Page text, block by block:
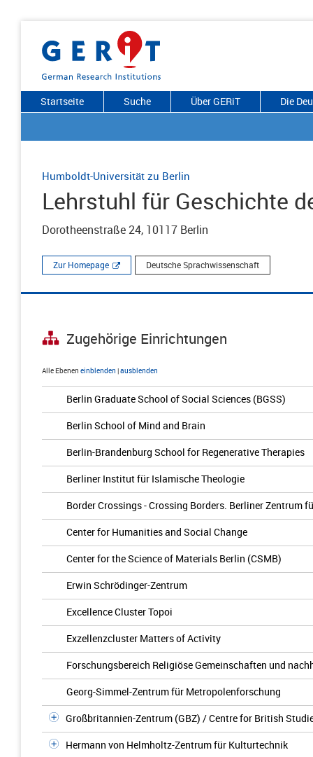
Startseite Suche Über GERiT Die
Humboldt-Universität zu Berlin
Lehrstuhl für Geschichte
Dorotheenstraße 24, 10117 Berlin
Zur Homepage Deutsche Sprachwissenschaft
Zugehörige Einrichtungen
Alle Ebenen einblenden |ausblenden
Berlin Graduate School of Social Sciences (BGSS)
Berlin School of Mind and Brain
Berlin-Brandenburg School for Regenerative Therapies
Berliner Institut für Islamische Theologie
Border Crossings - Crossing Borders. Berliner Zentrum
Center for Humanities and Social Change
Center for the Science of Materials Berlin (CSMB)
Erwin Schrödinger-Zentrum
Excellence Cluster Topoi
Exzellenzcluster Matters of Activity
Forschungsbereich Religiöse Gemeinschaften und
Georg-Simmel-Zentrum für Metropolenforschung
Großbritannien-Zentrum (GBZ) / Centre for British
Hermann von Helmholtz-Zentrum für Kulturtechnik